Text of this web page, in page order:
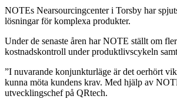
NOTEs Nearsourcingcenter i Torsby har
lösningar för komplexa produkter.
Under de senaste åren har NOTE ställt om
kostnadskontroll under produktlivscykeln
”I nuvarande konjunkturläge är det oerhört
kunna möta kundens krav. Med hjälp av
utvecklingschef på QRtech.